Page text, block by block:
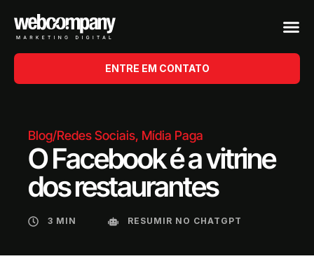
ENTRE EM CONTATO
Blog/Redes Sociais, Mídia Paga
O Facebook é a vitrine
dos restaurantes
3 MIN RESUMIR NO CHATGPT